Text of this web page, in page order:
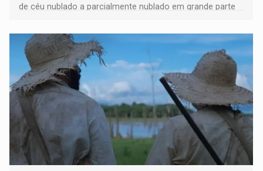
de céu nublado a parcialmente nublado em grande parte